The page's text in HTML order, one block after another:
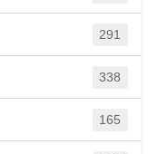
291
338
165